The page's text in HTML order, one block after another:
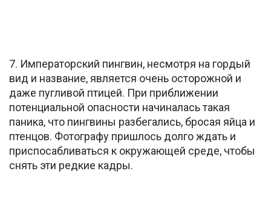
7. Императорский пингвин, несмотря на гордый
вид и название, является очень осторожной и
даже пугливой птицей. При приближении
потенциальной опасности начиналась такая
паника, что пингвины разбегались, бросая яйца и
птенцов. Фотографу пришлось долго ждать и
приспосабливаться к окружающей среде, чтобы
снять эти редкие кадры.